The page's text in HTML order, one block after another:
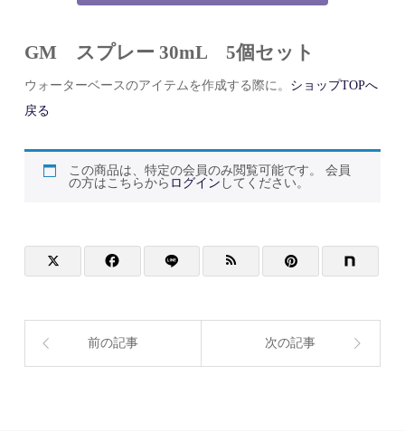
GM スプレー 30mL 5個セット
ウォーターベースのアイテムを作成する際に。 ショップTOPへ
戻る
この商品は、特定の会員のみ閲覧可能です。 会員
の方はこちらから ログイン してください。
前の記事 次の記事